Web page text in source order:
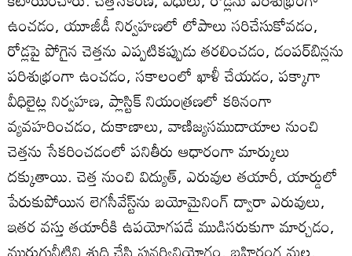
ఉంచడం, యూజీడీ నిర్వహణలో లోపాలు సరిచేసుకోవడం,
రోడ్లపై పోగైన చెత్తను ఎప్పటికప్పుడు తరలించడం, డంపర్‌బిన్లను
పరిశుభ్రంగా ఉంచడం, సకాలంలో ఖాళీ చేయడం, పక్కాగా
వీధిలైట్ల నిర్వహణ, ప్లాస్టిక్‌ నియంత్రణలో కఠినంగా
వ్యవహరించడం, దుకాణాలు, వాణిజ్యసముదాయాల నుంచి
చెత్తను సేకరించడంలో పనితీరు ఆధారంగా మార్కులు
దక్కుతాయి. చెత్త నుంచి విద్యుత్‌, ఎరువుల తయారీ, యార్డులో
పేరుకుపోయిన లెగసీవేస్ట్‌ను బయోమైనింగ్‌ ద్వారా ఎరువులు,
ఇతర వస్తు తయారీకి ఉపయోగపడే ముడిసరుకుగా మార్చడం,